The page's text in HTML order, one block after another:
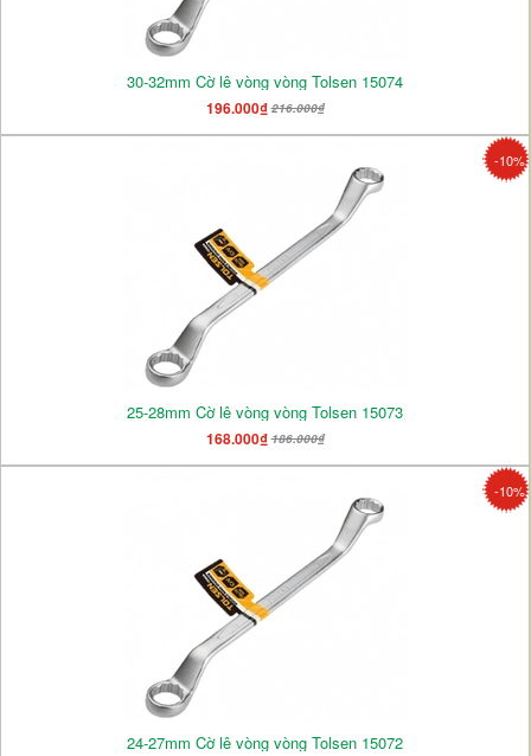
30-32mm Cờ lê vòng vòng Tolsen 15074
196.000₫216.000₫
-10%
25-28mm Cờ lê vòng vòng Tolsen 15073
168.000₫186.000₫
-10%
24-27mm Cờ lê vòng vòng Tolsen 15072